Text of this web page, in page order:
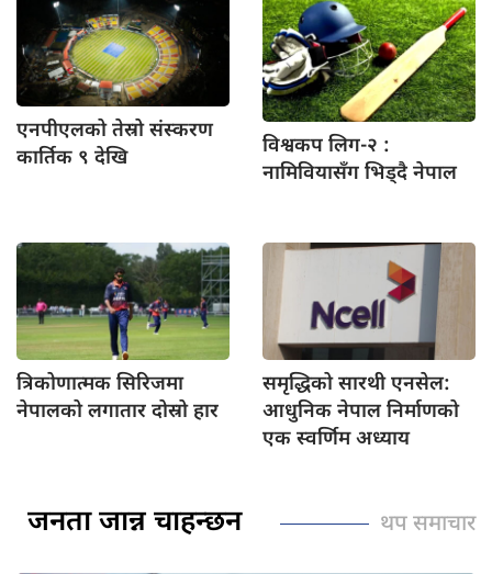
एनपीएलको तेस्रोसंस्करण
कार्तिक ९ देखि
विश्वकप लिग-२ :
नामिवियासँग भिड्दै नेपाल
त्रिकोणात्मक सिरिजमा
नेपालको लगातार दोस्रो हार
समृद्धिको सारथीएनसेल:
आधुनिक नेपाल निर्माणको
एक स्वर्णिम अध्याय
जनता जान्न चाहन्छन थप समाचार